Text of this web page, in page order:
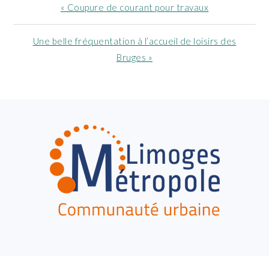
Article
précédent
:
« Coupure de courant pour travaux
Article
Une belle fréquentation à l’accueil de loisirs des
Bruges »